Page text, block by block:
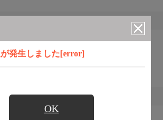
発生しました[error]
OK
番組